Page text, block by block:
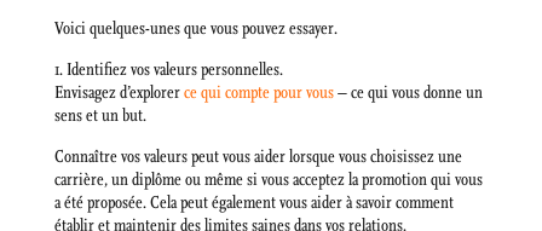
Voici quelques-unes que vous pouvez essayer.
1. Identifiez vos valeurs personnelles.
Envisagez d’explorerce qui compte pour vous– ce qui vous donne un
sens et un but.
Connaître vos valeurs peut vous aider lorsque vous choisissez une
carrière, un diplôme ou même si vous acceptez la promotion qui vous
a été proposée. Cela peut également vous aider à savoir comment
établir et maintenir des limites saines dans vos relations.